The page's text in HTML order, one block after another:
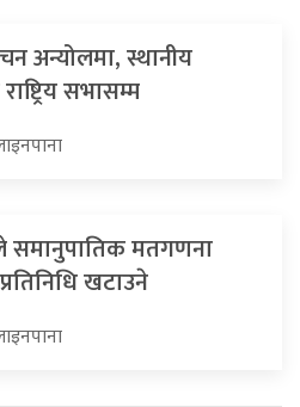
अन्योलमा, स्थानीय
सभासम्म
समानुपातिक मतगणना
खटाउने